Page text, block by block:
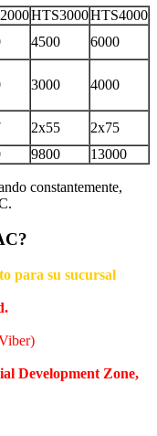
HTS3000HTS4000
4500
6000
3000 4000
2x55
2x75
9800 13000
constantemente,
para su sucursal
Development Zone,